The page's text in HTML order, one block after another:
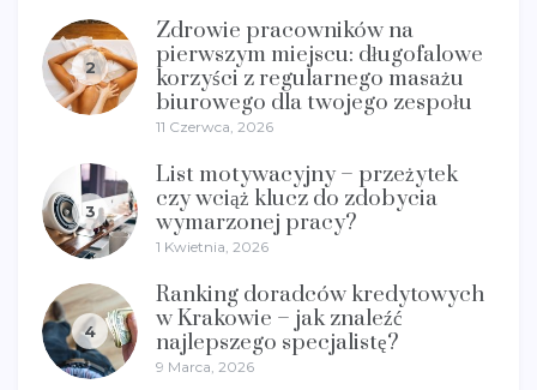
2
Zdrowie pracowników na
pierwszym miejscu: długofalowe
korzyści z regularnego masażu
biurowego dla twojego zespołu
11 Czerwca, 2026
3
List motywacyjny – przeżytek
czy wciąż klucz do zdobycia
wymarzonej pracy?
1 Kwietnia, 2026
4
Ranking doradców kredytowych
w Krakowie – jak znaleźć
najlepszego specjalistę?
9 Marca, 2026